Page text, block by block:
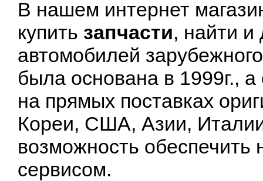
В нашем интернет
купить запчасти, найти и
автомобилей
была основана в 1999г.,
на прямых поставках
Кореи, США, Азии,
возможность
сервисом.